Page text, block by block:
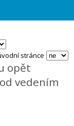
stránce
opět
vedením